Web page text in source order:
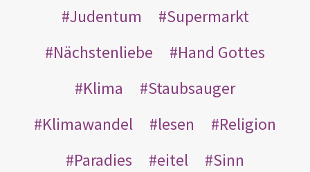
Judentum
Supermarkt
Nächstenliebe
Hand Gottes
Klima
Staubsauger
Klimawandel
lesen
Religion
Paradies
eitel
Sinn